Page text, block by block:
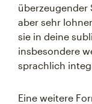
überzeugender
aber sehr
sie in deine
insbesondere
sprachlich
Eine weitere